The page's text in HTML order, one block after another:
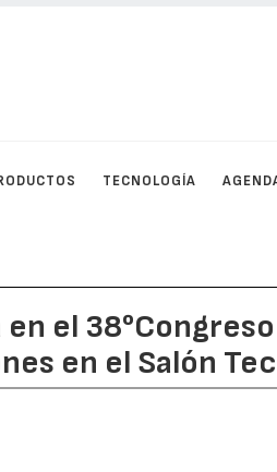
TECNOLOGÍA
el 38°Congreso
en el Salón